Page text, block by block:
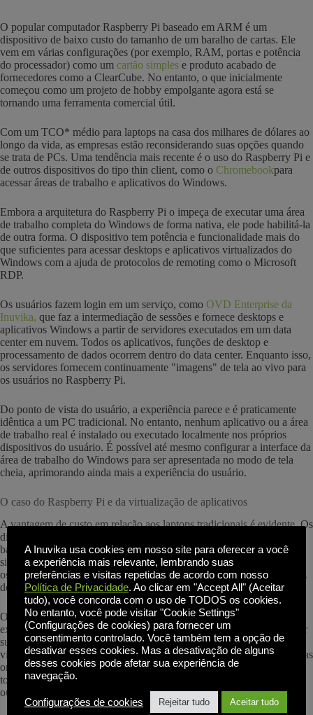
O popular computador Raspberry Pi baseado em ARM é um
dispositivo de baixo custo do tamanho de um baralho de cartas. Ele
vem em várias configurações (por exemplo, RAM, portas e potência
do processador) como um cartão simples e produto acabado de
fornecedores como a ClearCube. No entanto, o que inicialmente
começou como um projeto de hobby empolgante agora está se
tornando uma ferramenta comercial útil.
Com um TCO* médio para laptops na casa dos milhares de dólares ao
longo da vida, as empresas estão reconsiderando suas opções quando
se trata de PCs. Uma tendência mais recente é o uso do Raspberry Pi e
de outros dispositivos do tipo thin client, como o Chromebookpara
acessar áreas de trabalho e aplicativos do Windows.
Embora a arquitetura do Raspberry Pi o impeça de executar uma área
de trabalho completa do Windows de forma nativa, ele pode habilitá-la
de outra forma. O dispositivo tem potência e funcionalidade mais do
que suficientes para acessar desktops e aplicativos virtualizados do
Windows com a ajuda de protocolos de remoting como o Microsoft
RDP.
Os usuários fazem login em um serviço, como OVD Enterprise da
Inuvika, que faz a intermediação de sessões e fornece desktops e
aplicativos Windows a partir de servidores executados em um data
center em nuvem. Todos os aplicativos, funções de desktop e
processamento de dados ocorrem dentro do data center. Enquanto isso,
os servidores fornecem continuamente "imagens" de tela ao vivo para
os usuários no Raspberry Pi.
Do ponto de vista do usuário, a experiência parece e é praticamente
idêntica a um PC tradicional. No entanto, nenhum aplicativo ou a área
de trabalho real é instalado ou executado localmente nos próprios
dispositivos do usuário. É possível até mesmo configurar a interface da
área de trabalho do Windows para ser apresentada no modo de tela
cheia, aprimorando ainda mais a experiência do usuário.
O caso do Raspberry Pi e da virtualização de aplicativos
A vantagem de custo em relação aos laptops tradicionais é evidente. Os
dispositivos Raspberry Pi custam tão pouco quanto $50. Uma versão
básica de classe empresarial pode custar de $120 a $200, mas varia
significativamente de acordo com o fornecedor. Mesmo a esse preço,
os dispositivos com defeito podem ser facilmente substituídos, em vez
de consertados.
O Raspberry Pi é uma excelente alternativa de PC na educação. Por
exemplo, os PCs em laboratórios compartilhados de alunos podem ser
substituídos por thin clients de baixo custo e uma solução de
virtualização como o OVD Enterprise. Além da economia de custos, as
organizações se beneficiam da segurança aprimorada dos dados, pois
todos os dados podem ser bloqueados e impedidos de serem baixados
ou possivelmente roubados.
A Inuvika usa cookies em nosso site para oferecer a você
a experiência mais relevante, lembrando suas
preferências e visitas repetidas de acordo com nosso
Política de Privacidade. Ao clicar em "Accept All" (Aceitar
tudo), você concorda com o uso de TODOS os cookies.
No entanto, você pode visitar "Cookie Settings"
(Configurações de cookies) para fornecer um
consentimento controlado. Você também tem a opção de
desativar esses cookies. Mas a desativação de alguns
desses cookies pode afetar sua experiência de
navegação.
Configurações de cookies Rejeitar tudo Aceitar tudo